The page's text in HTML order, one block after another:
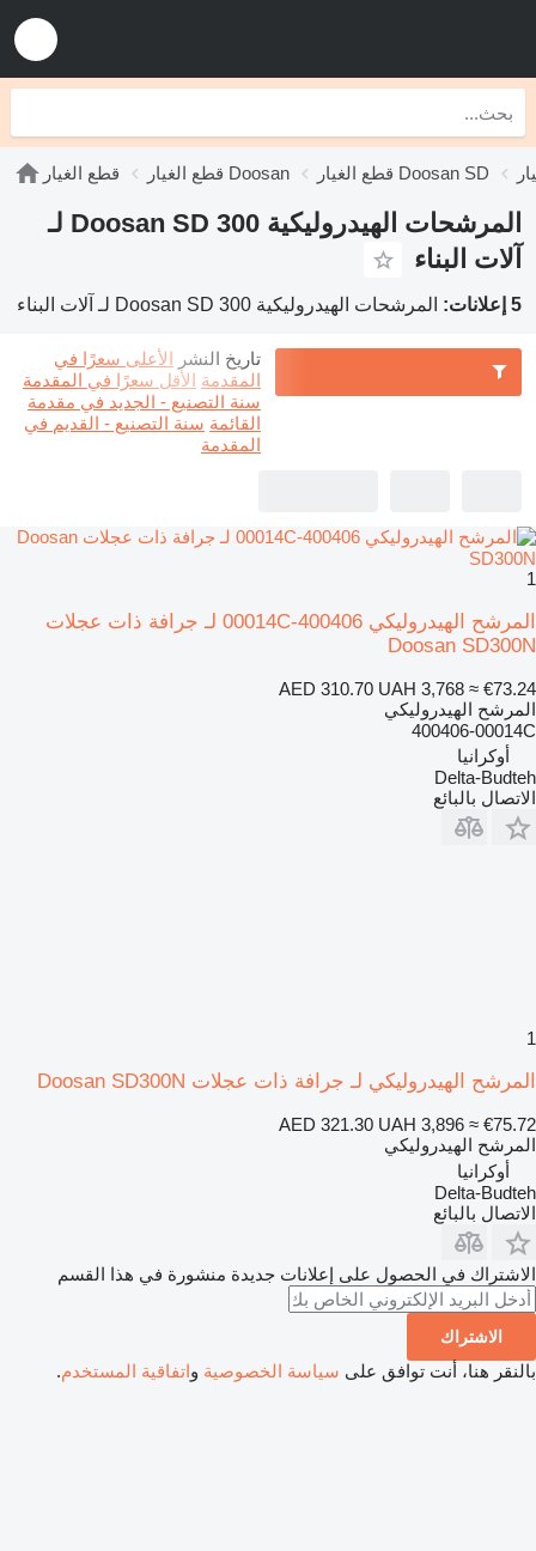
قطع الغيار قطع الغيار Doosan قطع الغيار Doosan SD
المرشحات الهيدروليكية Doosan SD 300 لـ
آلات البناء
5 إعلانات: المرشحات الهيدروليكية Doosan SD 300 لـ آلات البناء
تاريخ النشر الأعلى سعرًا في
المقدمة الأقل سعرًا في المقدمة
سنة التصنيع - الجديد في مقدمة
القائمة سنة التصنيع - القديم في
المقدمة
1
المرشح الهيدروليكي 400406-00014C لـ جرافة ذات عجلات
Doosan SD300N
AED 310.70 UAH 3,768 ≈ €73.24
المرشح الهيدروليكي
400406-00014C
أوكرانيا
Delta-Budteh
الاتصال بالبائع
1
المرشح الهيدروليكي لـ جرافة ذات عجلات Doosan SD300N
AED 321.30 UAH 3,896 ≈ €75.72
المرشح الهيدروليكي
أوكرانيا
Delta-Budteh
الاتصال بالبائع
الاشتراك في الحصول على إعلانات جديدة منشورة في هذا القسم
الاشتراك
بالنقر هنا، أنت توافق على سياسة الخصوصية واتفاقية المستخدم.